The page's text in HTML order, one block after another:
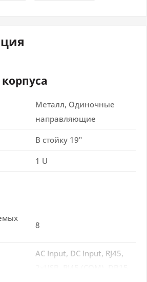
Металл, Одиночные
направляющие
В стойку 19"
1 U
8
AC Input, DC Input, RJ45,